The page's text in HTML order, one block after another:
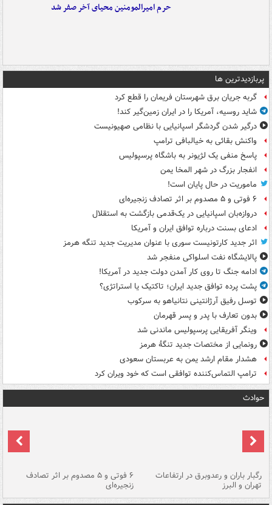
حرم امیرالمومنین محیای آخر صفر شد
پربازدیدترین ها
گربه جریان برق شهرستان فریمان را قطع کرد
شاید روسیه، آمریکا را در ایران زمین‌گیر کند!
درگیر شدن گردشگر اسپانیایی با نظامی صهیونیست
واکنش بقائی به خیالبافی ترامپ
پاسخ منفی یک لژیونر به باشگاه پرسپولیس
انفجار بزرگ در شهر المخا یمن
ماموریت در حال پایان است!
۶ فوتی و ۵ مصدوم بر اثر تصادف زنجیره‌ای
دروازه‌بان اسپانیایی در یک‌قدمی بازگشت به استقلال
ادعای بسنت درباره توافق ایران و آمریکا
اثر جدید کارتونیست سوری با عنوان مدیریت جدید تنگه هرمز
پالایشگاه نفت اسلواکی منفجر شد
ادامه جنگ تا روی کار آمدن دولت جدید در آمریکا!
پشت پرده توافق جدید ایران؛ تاکتیک یا استراتژی؟
توسل رفیق آرژانتینی نتانیاهو به سرکوب
بدون تعارف با پدر و پسر قهرمان
وینگر آفریقایی پرسپولیس ماندنی شد
رونمایی از مختصات جدید تنگۀ هرمز
هشدار مقام ارشد یمن به عربستان سعودی
ترامپ التماس‌کننده توافقی است که خود ویران کرد
حوادث
رگبار باران و رعدوبرق در ارتفاعات
تهران و البرز
۶ فوتی و ۵ مصدوم بر اثر تصادف
زنجیره‌ای